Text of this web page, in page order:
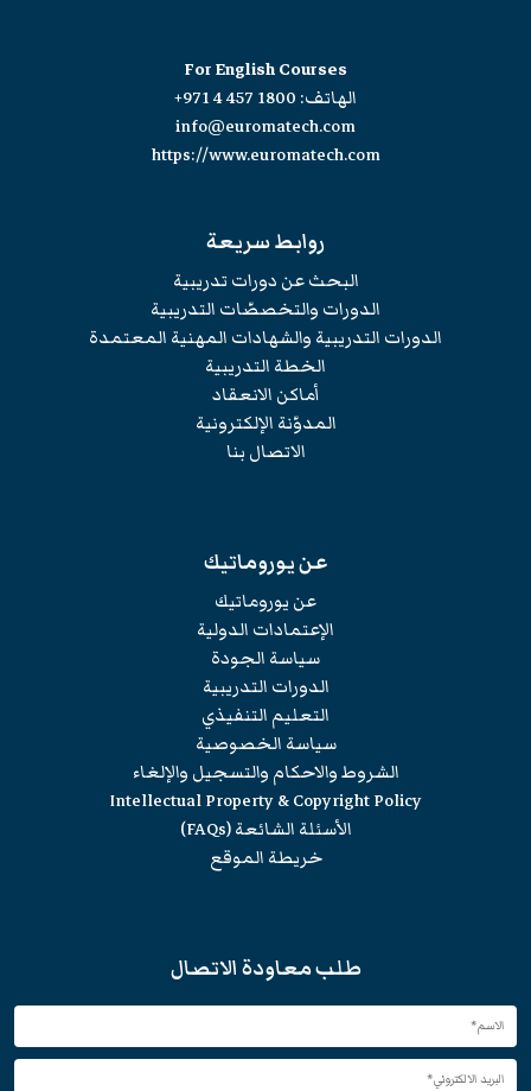
For English Courses
الهاتف: +971 4 457 1800
info@euromatech.com
https://www.euromatech.com
روابط سريعة
البحث عن دورات تدريبية
الدورات والتخصصّات التدريبية
الدورات التدريبية والشهادات المهنية المعتمدة
الخطة التدريبية
أماكن الانعقاد
المدوّنة الإلكترونية
الاتصال بنا
عن يوروماتيك
عن يوروماتيك
الإعتمادات الدولية
سياسة الجودة
الدورات التدريبية
التعليم التنفيذي
سياسة الخصوصية
الشروط والاحكام والتسجيل والإلغاء
Intellectual Property & Copyright Policy
الأسئلة الشائعة (FAQs)
خريطة الموقع
طلب معاودة الاتصال